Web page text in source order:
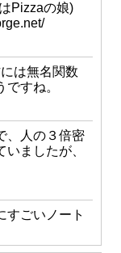
Pizzaの娘)
は無名関数
すね。
、人の３倍密
ましたが、
すごいノート